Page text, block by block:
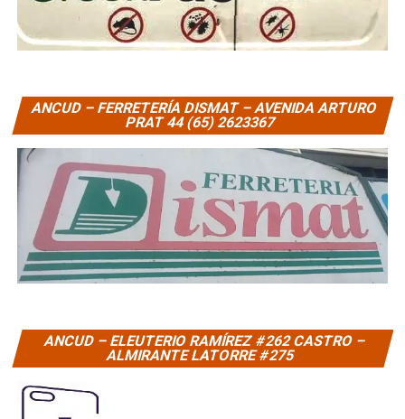
ANCUD – FERRETERÍA DISMAT – AVENIDA ARTURO
PRAT 44 (65) 2623367
ANCUD – ELEUTERIO RAMÍREZ #262 CASTRO –
ALMIRANTE LATORRE #275